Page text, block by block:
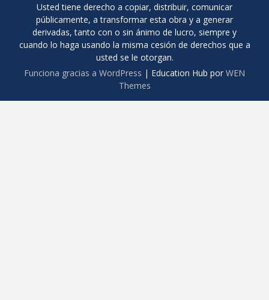
Usted tiene derecho a copiar, distribuir, comunicar
públicamente, a transformar esta obra y a generar
derivadas, tanto con o sin ánimo de lucro, siempre y
cuando lo haga usando la misma cesión de derechos que a
usted se le otorgan.
Funciona gracias a WordPress | Education Hub por WEN
Themes